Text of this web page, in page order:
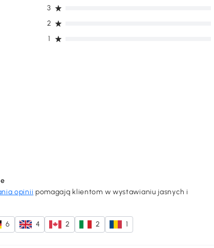
1
2
3
opinii pomagają klientom w wystawianiu jasnych i
6 4 2 2 1